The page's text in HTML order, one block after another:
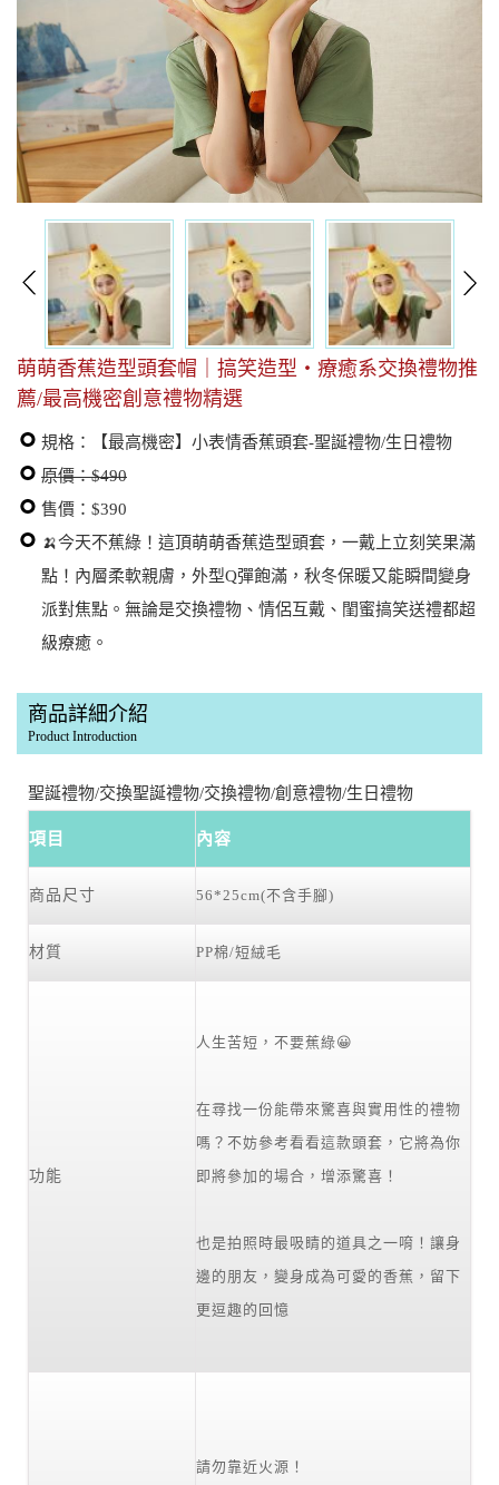
萌萌香蕉造型頭套帽｜搞笑造型・療癒系交換禮物推
薦/最高機密創意禮物精選
規格：【最高機密】小表情香蕉頭套-聖誕禮物/生日禮物
原價：$490
售價：$390
🍌今天不蕉綠！這頂萌萌香蕉造型頭套，一戴上立刻笑果滿
點！內層柔軟親膚，外型Q彈飽滿，秋冬保暖又能瞬間變身
派對焦點。無論是交換禮物、情侶互戴、閨蜜搞笑送禮都超
級療癒。
商品詳細介紹
Product Introduction
聖誕禮物/交換聖誕禮物/交換禮物/創意禮物/生日禮物
項目 內容
商品尺寸 56*25cm(不含手腳)
材質 PP棉/短絨毛
功能
人生苦短，不要蕉綠😀
在尋找一份能帶來驚喜與實用性的禮物
嗎？不妨參考看看這款頭套，它將為你
即將參加的場合，增添驚喜！
也是拍照時最吸睛的道具之一唷！讓身
邊的朋友，變身成為可愛的香蕉，留下
更逗趣的回憶
請勿靠近火源！